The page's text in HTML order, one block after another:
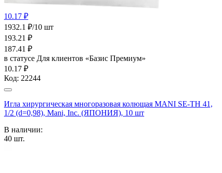
10.17 ₽
1932.1 ₽/10 шт
193.21 ₽
187.41 ₽
в статусе Для клиентов «Базис Премиум»
10.17 ₽
Код: 22244
Игла хирургическая многоразовая колющая MANI SE-TH 41,
1/2 (d=0,98), Mani, Inc. (ЯПОНИЯ), 10 шт
В наличии:
40 шт.